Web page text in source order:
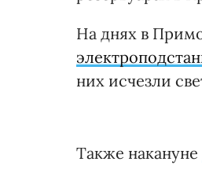
На днях в
них исчезли
Также накануне